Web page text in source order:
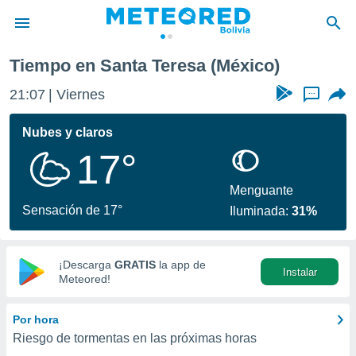
de
ha
calidad.
a este
las
y
digital
basada
Tiempo en Santa Teresa (México)
21:07 Viernes ...
Nubes y claros
17°
Sensación de 17°
Menguante
Iluminada:31%
¡Descarga GRATIS la app de
Meteored!
Instalar
Por hora
Riesgo de tormentas en las próximas horas